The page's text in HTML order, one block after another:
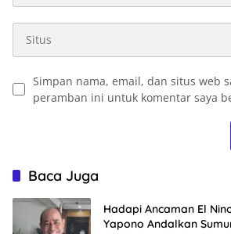
Simpan nama, email, dan situs web
peramban ini untuk komentar saya
Baca Juga
Hadapi Ancaman El
Yapono Andalkan